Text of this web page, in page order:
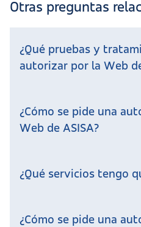
Otras preguntas
¿Qué pruebas y
autorizar por la Web
¿Cómo se pide una
Web de ASISA?
¿Qué servicios tengo
¿Cómo se pide una